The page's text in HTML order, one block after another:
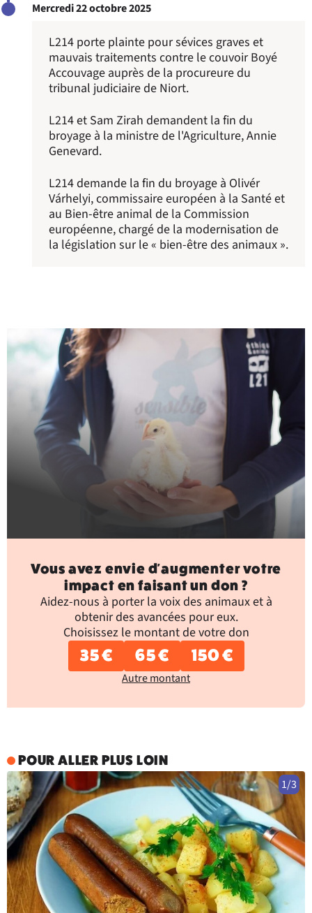
Mercredi 22 octobre 2025
L214 porte plainte pour sévices graves et
mauvais traitements contre le couvoir Boyé
Accouvage auprès de la procureure du
tribunal judiciaire de Niort.
L214 et Sam Zirah demandent la fin du
broyage à la ministre de l'Agriculture, Annie
Genevard.
L214 demande la fin du broyage à Olivér
Várhelyi, commissaire européen à la Santé et
au Bien-être animal de la Commission
européenne, chargé de la modernisation de
la législation sur le « bien-être des animaux ».
Vous avez envie d'augmenter votre
impact en faisant un don ?
Aidez-nous à porter la voix des animaux et à
obtenir des avancées pour eux.
Choisissez le montant de votre don
35 € 65 € 150 €
Autre montant
POUR ALLER PLUS LOIN
1/3